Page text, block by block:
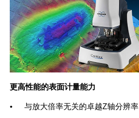
更高性能的表面计量能力
• 与放大倍率无关的卓越Z轴分辨率